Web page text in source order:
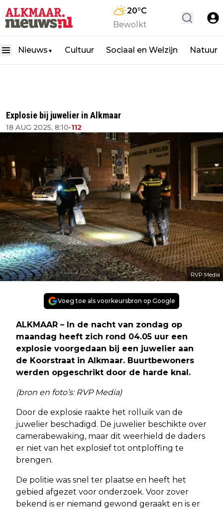
20°C
Bewolkt
Nieuws ▼ Cultuur Sociaal en Welzijn Natuur
Explosie bij juwelier in Alkmaar
18 AUG 2025, 8:10•112
RVP Media
Voeg toe als voorkeursbron op Google
ALKMAAR – In de nacht van zondag op
maandag heeft zich rond 04.05 uur een
explosie voorgedaan bij een juwelier aan
de Koorstraat in Alkmaar. Buurtbewoners
werden opgeschrikt door de harde knal.
(bron en foto’s: RVP Media)
Door de explosie raakte het rolluik van de
juwelier beschadigd. De juwelier beschikte over
camerabewaking, maar dit weerhield de daders
er niet van het explosief tot ontploffing te
brengen.
De politie was snel ter plaatse en heeft het
gebied afgezet voor onderzoek. Voor zover
bekend is er niemand gewond geraakt en is er